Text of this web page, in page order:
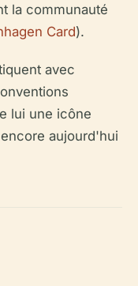
la communauté
Card).
avec
lui une icône
aujourd'hui